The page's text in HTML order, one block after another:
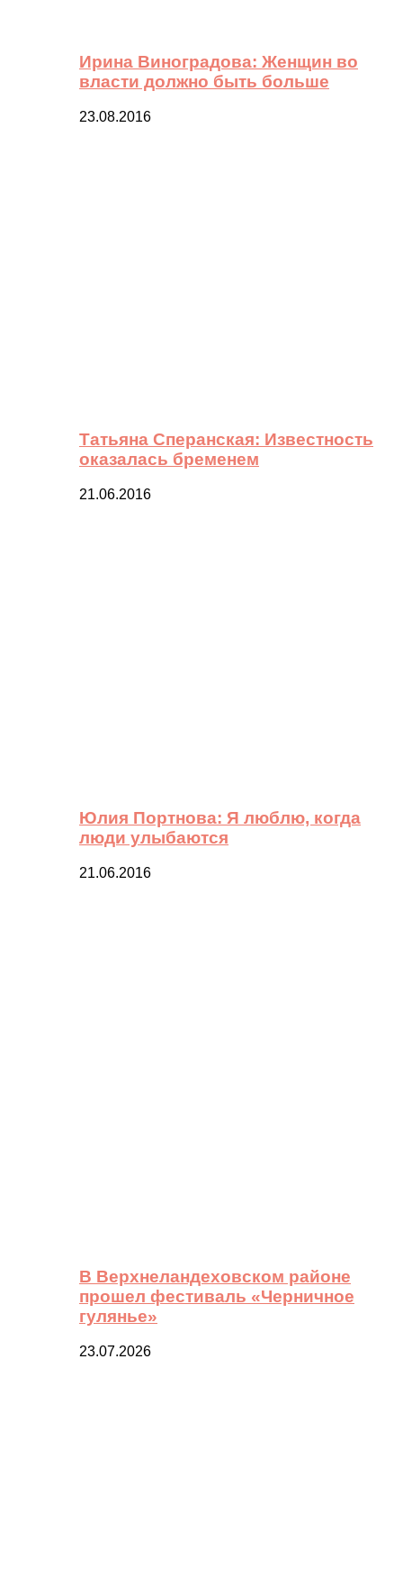
Ирина Виноградова: Женщин во
власти должно быть больше
23.08.2016
Татьяна Сперанская: Известность
оказалась бременем
21.06.2016
Юлия Портнова: Я люблю, когда
люди улыбаются
21.06.2016
В Верхнеландеховском районе
прошел фестиваль «Черничное
гулянье»
23.07.2026